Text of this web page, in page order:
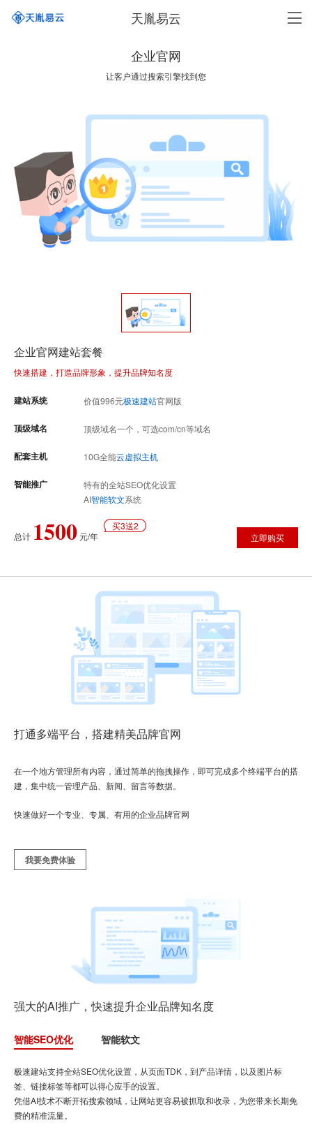
天胤易云
企业官网
让客户通过搜索引擎找到您
企业官网建站套餐
快速搭建，打造品牌形象，提升品牌知名度
建站系统 价值996元极速建站官网版
顶级域名 顶级域名一个，可选com/cn等域名
配套主机 10G全能云虚拟主机
智能推广
特有的全站SEO优化设置
AI智能软文系统
总计 1500元/年
买3送2
立即购买
打通多端平台，搭建精美品牌官网
在一个地方管理所有内容，通过简单的拖拽操作，即可完成多个终端平台的搭
建，集中统一管理产品、新闻、留言等数据。
快速做好一个专业、专属、有用的企业品牌官网
我要免费体验
强大的AI推广，快速提升企业品牌知名度
智能SEO优化 智能软文
极速建站支持全站SEO优化设置，从页面TDK，到产品详情，以及图片标
签、链接标签等都可以得心应手的设置。
凭借AI技术不断开拓搜索领域，让网站更容易被抓取和收录，为您带来长期免
费的精准流量。